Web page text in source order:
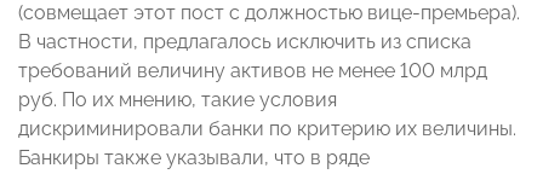
(совмещает этот пост с должностью вице-премьера).
В частности, предлагалось исключить из списка
требований величину активов не менее 100 млрд
руб. По их мнению, такие условия
дискриминировали банки по критерию их величины.
Банкиры также указывали, что в ряде